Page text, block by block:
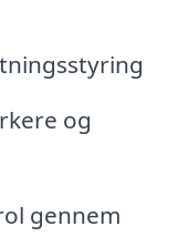
og
gennem